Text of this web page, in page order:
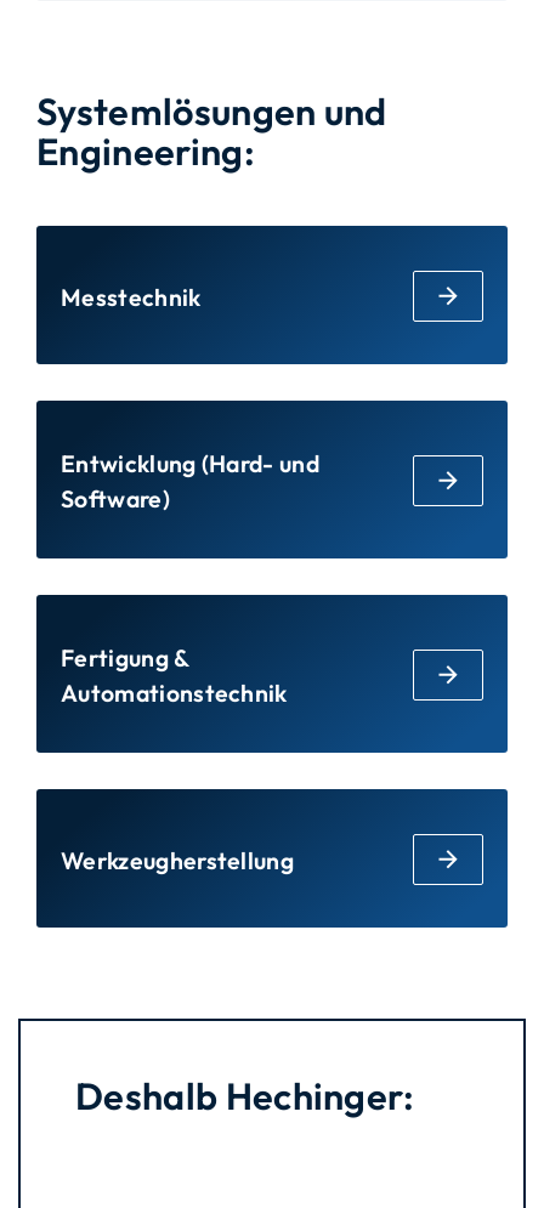
Systemlösungen und
Engineering:
Messtechnik
Entwicklung (Hard- und
Software)
Fertigung &
Automationstechnik
Werkzeugherstellung
Deshalb Hechinger: